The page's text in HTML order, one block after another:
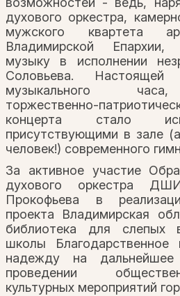
духового оркестра,
мужского квартета
Владимирской
музыку в исполнении
Соловьева. Настоящей
музыкального
торжественно-
концерта стало
присутствующими в зале
человек!) современного
За активное участие
духового
Прокофьева в
проекта Владимирская
библиотека для слепых
школы
надежду на дальнейшее
проведении
культурных мероприятий